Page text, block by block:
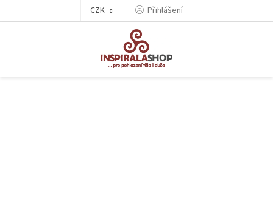
CZK Přihlášení